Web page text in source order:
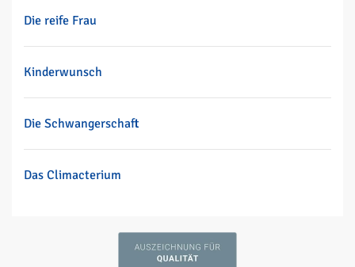
Die reife Frau
Kinderwunsch
Die Schwangerschaft
Das Climacterium